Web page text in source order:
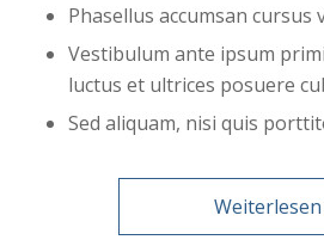
Phasellus accumsan cursus
Vestibulum ante ipsum
luctus et ultrices posuere
Sed aliquam, nisi quis
Weiterlesen